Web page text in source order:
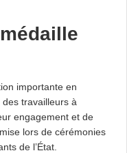
importante en
travailleurs à
engagement et de
lors de cérémonies
de l’État.